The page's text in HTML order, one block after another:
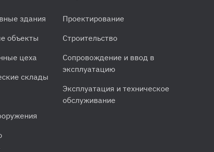
здания
объекты
цеха
склады
Проектирование
Строительство
Сопровождение и ввод в
эксплуатацию
Эксплуатация и техническое
обслуживание